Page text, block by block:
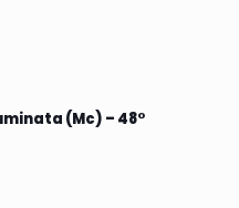
(Mc) – 48°